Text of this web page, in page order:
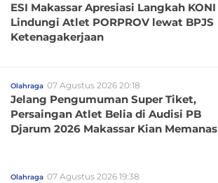
ESI Makassar Apresiasi Langkah KONI
Lindungi Atlet PORPROV lewat BPJS
Ketenagakerjaan
Olahraga 07 Agustus 2026 20:18
Jelang Pengumuman Super Tiket,
Persaingan Atlet Belia di Audisi PB
Djarum 2026 Makassar Kian Memanas
Olahraga 07 Agustus 2026 19:38